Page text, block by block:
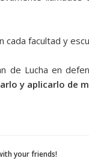
cada facultad y
de Lucha en
y aplicarlo de
your friends!